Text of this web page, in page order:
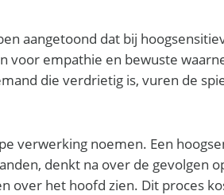
aangetoond dat bij
voor empathie en bewuste
die verdrietig is, vuren de
verwerking noemen. Een
denkt na over de gevolgen
over het hoofd zien. Dit proces